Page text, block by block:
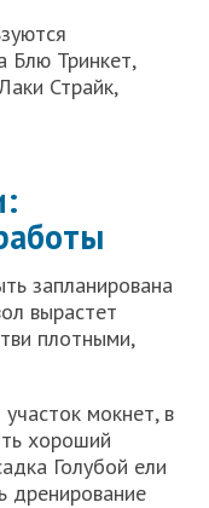
Блю Тринкет,
Страйк,
запланирована
вырастет
плотными,
мокнет, в
хороший
Голубой ели
дренирование